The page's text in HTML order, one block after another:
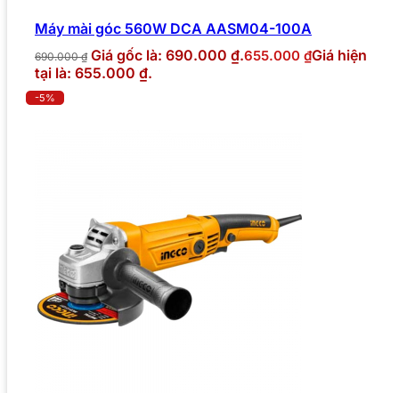
Máy mài góc 560W DCA AASM04-100A
690.000₫ Giá gốc là: 690.000 ₫.655.000 ₫Giá hiện
tại là: 655.000 ₫.
-5%